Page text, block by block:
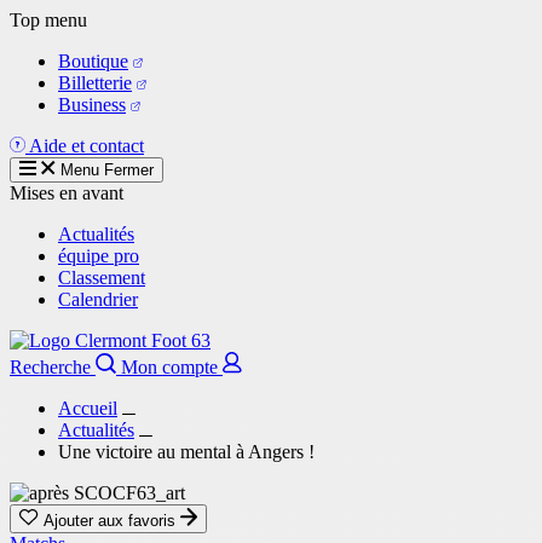
Aller
contenu
principal
Top menu
Boutique
Billetterie
Business
Aide et contact
Menu Fermer
Mises en avant
Actualités
équipe pro
Classement
Calendrier
Recherche
Mon compte
Accueil
Actualités
Une victoire au mental à Angers !
Ajouter aux favoris